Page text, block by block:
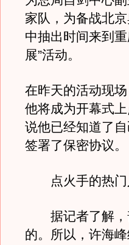
家队，为备战北
中抽出时间来到
展”活动。
在昨天的活动现
他将成为开幕式
说他已经知道了
签署了保密协议。
点火手的热门
据记者了解，
的。所以，许海